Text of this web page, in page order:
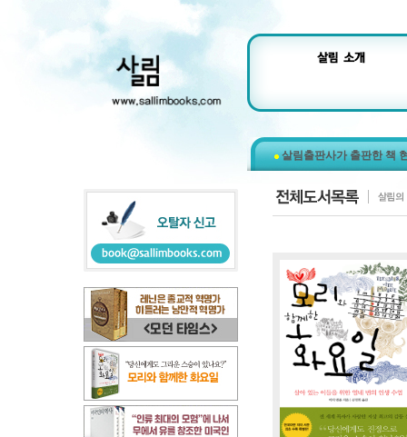
살림출판사가 출판한 책